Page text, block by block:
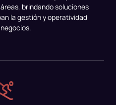
brindando soluciones
la gestión y operatividad